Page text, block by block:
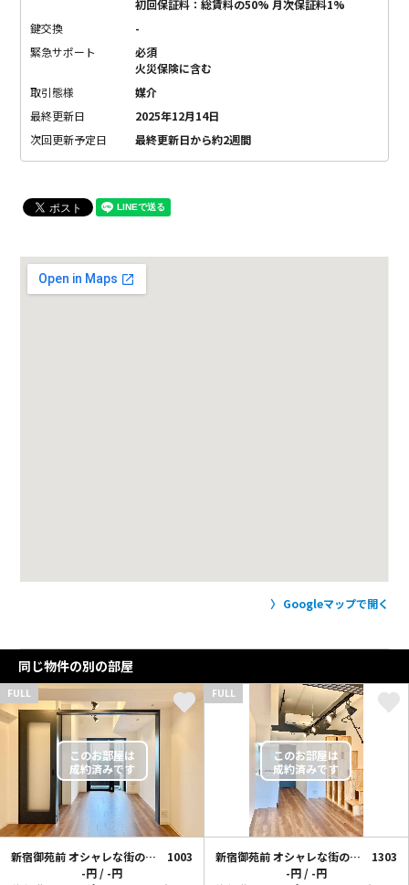
初回保証料：総賃料の50% 月次保証料1%
鍵交換
-
緊急サポート
必須
火災保険に含む
取引態様
媒介
最終更新日
2025年12月14日
次回更新予定日
最終更新日から約2週間
Googleマップで開く
同じ物件の別の部屋
FULL
新宿御苑前 オシャレな街の住人
1003
-円 / -円
FULL
新宿御苑前 オシャレな街の住人~+loft~
1303
-円 / -円